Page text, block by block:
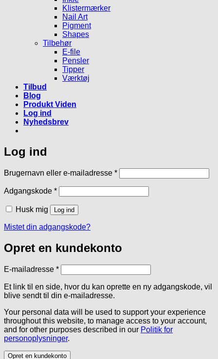
Klistermærker
Nail Art
Pigment
Shapes
Tilbehør
E-file
Pensler
Tipper
Værktøj
Tilbud
Blog
Produkt Viden
Log ind
Nyhedsbrev
Log ind
Brugernavn eller e-mailadresse *Påkrævet
Adgangskode *Påkrævet
Husk mig Log ind
Mistet din adgangskode?
Opret en kundekonto
E-mailadresse *Påkrævet
Et link til en side, hvor du kan oprette en ny adgangskode, vil
blive sendt til din e-mailadresse.
Your personal data will be used to support your experience
throughout this website, to manage access to your account,
and for other purposes described in our Politik for
personoplysninger.
Opret en kundekonto